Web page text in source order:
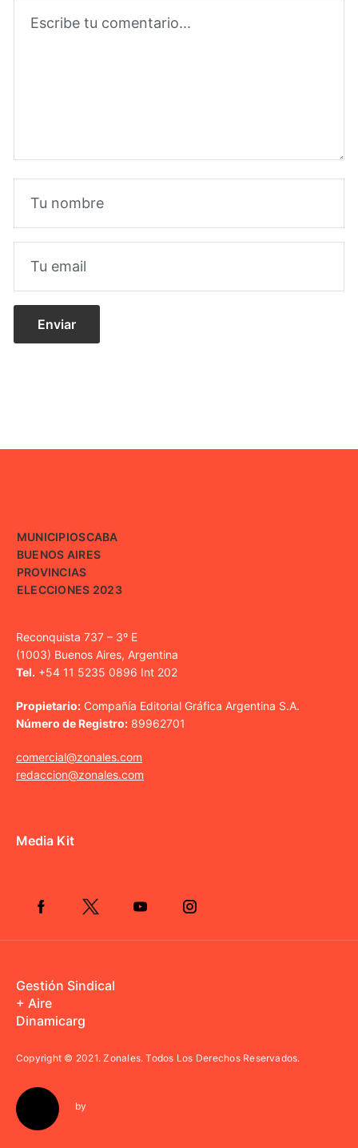
MUNICIPIOSCABA
BUENOS AIRES
PROVINCIAS
ELECCIONES 2023
Reconquista 737 – 3º E
(1003) Buenos Aires, Argentina
Tel. +54 11 5235 0896 Int 202
Propietario: Compañía Editorial Gráfica Argentina S.A.
Número de Registro: 89962701
comercial@zonales.com
redaccion@zonales.com
Media Kit
Gestión Sindical
+ Aire
Dinamicarg
Copyright © 2021.Zonales. Todos Los Derechos Reservados.
by